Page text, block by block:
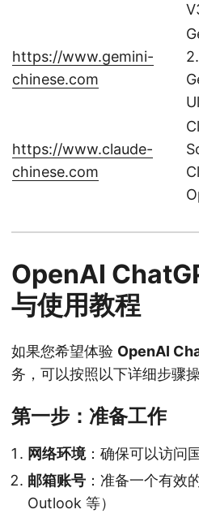
https://www.gemini-
chinese.com
https://www.claude-
chinese.com
OpenAI
与使用教程
如果您希望体验 OpenAI
务，可以按照以下详细步骤操
第一步：准备工作
网络环境：确保可以访问
邮箱账号 ：准备一个有效
Outlook 等）